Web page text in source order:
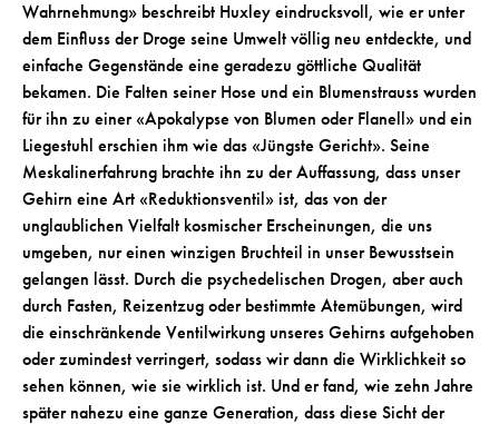
Wahrnehmung» beschreibt Huxley eindrucksvoll, wie er unter
dem Einfluss der Droge seine Umwelt völlig neu entdeckte, und
einfache Gegenstände eine geradezu göttliche Qualität
bekamen. Die Falten seiner Hose und ein Blumenstrauss wurden
für ihn zu einer «Apokalypse von Blumen oder Flanell» und ein
Liegestuhl erschien ihm wie das «Jüngste Gericht». Seine
Meskalinerfahrung brachte ihn zu der Auffassung, dass unser
Gehirn eine Art «Reduktionsventil» ist, das von der
unglaublichen Vielfalt kosmischer Erscheinungen, die uns
umgeben, nur einen winzigen Bruchteil in unser Bewusstsein
gelangen lässt. Durch die psychedelischen Drogen, aber auch
durch Fasten, Reizentzug oder bestimmte Atemübungen, wird
die einschränkende Ventilwirkung unseres Gehirns aufgehoben
oder zumindest verringert, sodass wir dann die Wirklichkeit so
sehen können, wie sie wirklich ist. Und er fand, wie zehn Jahre
später nahezu eine ganze Generation, dass diese Sicht der